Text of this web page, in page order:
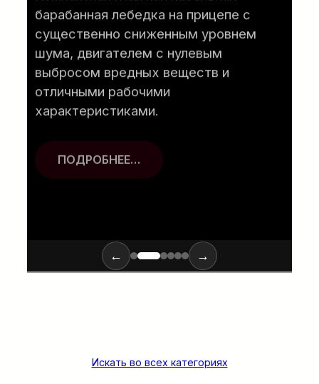
барабанная лебедка на прицепе с
существенно сниженным уровнем
шума, двигателем с нулевым
выбросом вредных веществ и
отличными рабочими
характеристиками.
ПОДРОБНЕЕ…
← →
Искать во всех категориях